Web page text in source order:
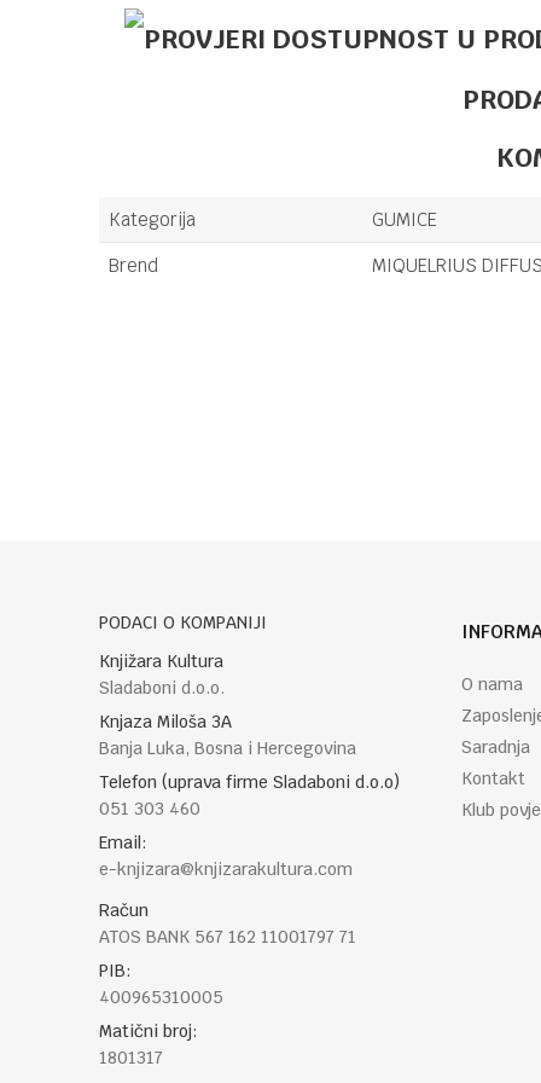
Kategorija
GUMICE
Brend
MIQUELRIUS
PODACI O KOMPANIJI
Knjižara Kultura
Sladaboni d.o.o.
Knjaza Miloša 3A
Banja Luka, Bosna i Hercegovina
Telefon (uprava firme Sladaboni d.o.o)
051 303 460
Email:
e-knjizara@knjizarakultura.com
Račun
ATOS BANK 567 162 11001797 71
PIB:
400965310005
Matični broj:
1801317
O nama
Saradnja
Kontakt
Klub